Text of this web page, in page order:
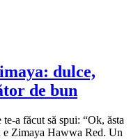
dulce,
de bun
a făcut să spui: “Ok, ăsta
e Zimaya Hawwa Red. Un